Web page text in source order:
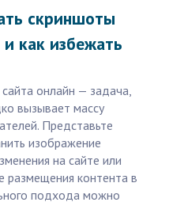
скриншоты
как избежать
онлайн — задача,
вызывает массу
Представьте
изображение
на сайте или
размещения контента в
подхода можно